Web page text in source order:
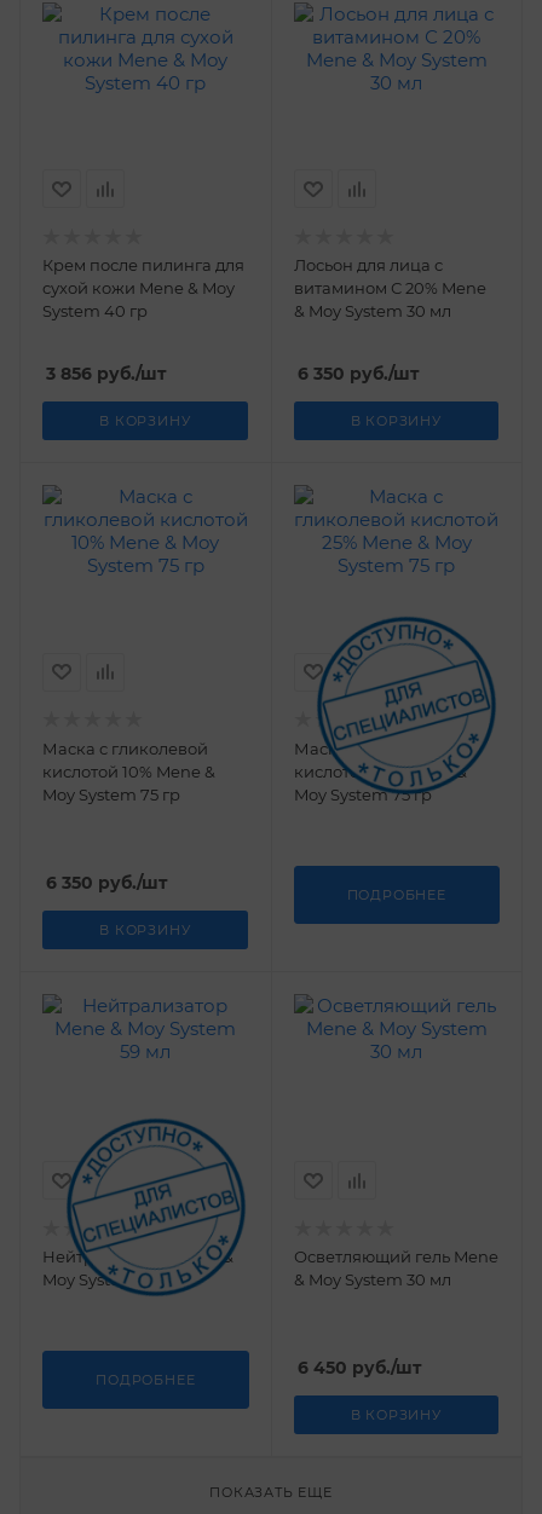
Крем после пилинга для
сухой кожи Mene & Moy
System 40 гр
3 856 руб./шт
В КОРЗИНУ
Лосьон для лица с
витамином С 20% Mene
& Moy System 30 мл
6 350 руб./шт
В КОРЗИНУ
Маска с гликолевой
кислотой 10% Mene &
Moy System 75 гр
6 350 руб./шт
В КОРЗИНУ
Маска с гликолевой
кислотой 25% Mene &
Moy System 75 гр
ПОДРОБНЕЕ
Нейтрализатор Mene &
Moy System 59 мл
ПОДРОБНЕЕ
Осветляющий гель Mene
& Moy System 30 мл
6 450 руб./шт
В КОРЗИНУ
ПОКАЗАТЬ ЕЩЕ